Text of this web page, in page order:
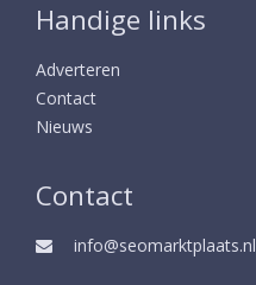
Handige links
Adverteren
Contact
Nieuws
Contact
info@seomarktplaats.nl